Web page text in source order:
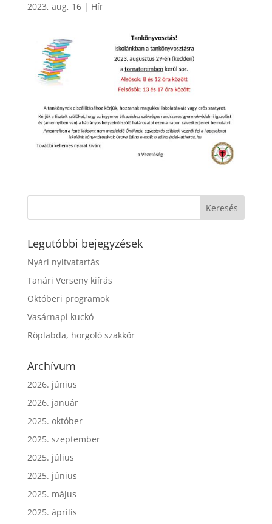
2023, aug, 16| Hír
Legutóbbi bejegyzések
Nyári nyitvatartás
Tanári Verseny kiírás
Októberi programok
Vasárnapi kuckó
Röplabda, horgoló szakkör
Archívum
2026. június
2026. január
2025. október
2025. szeptember
2025. július
2025. június
2025. május
2025. április